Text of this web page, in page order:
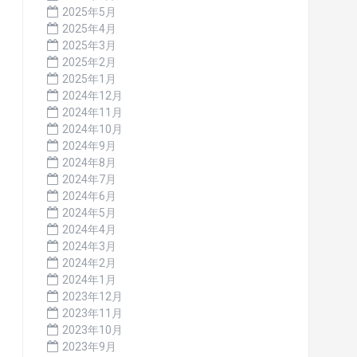
2025年5月
2025年4月
2025年3月
2025年2月
2025年1月
2024年12月
2024年11月
2024年10月
2024年9月
2024年8月
2024年7月
2024年6月
2024年5月
2024年4月
2024年3月
2024年2月
2024年1月
2023年12月
2023年11月
2023年10月
2023年9月